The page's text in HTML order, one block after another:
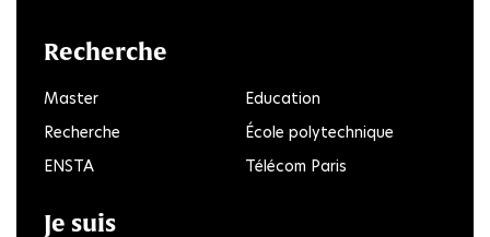
Recherche
Master
Education
Recherche
École polytechnique
ENSTA
Télécom Paris
Je suis